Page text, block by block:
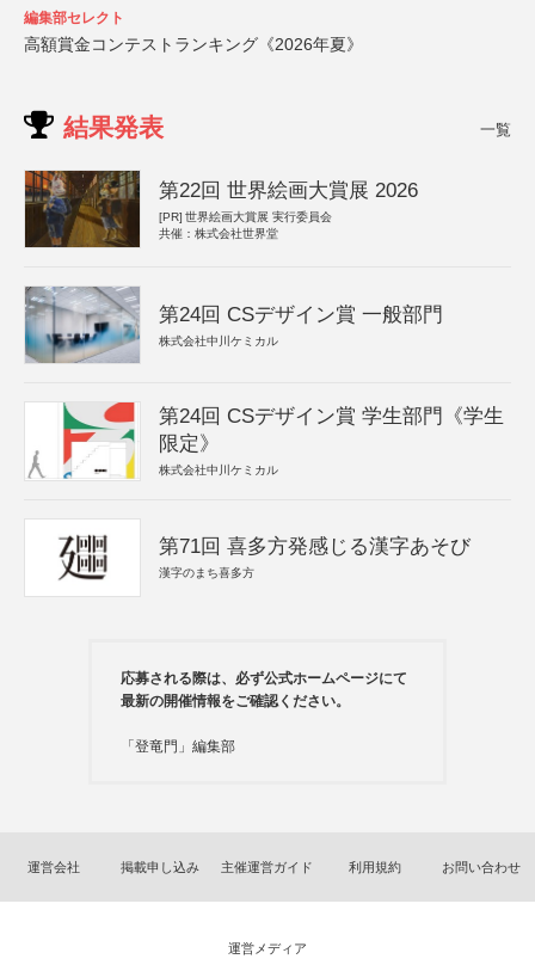
編集部セレクト
高額賞金コンテストランキング《2026年夏》
結果発表 一覧
第22回 世界絵画大賞展 2026
[PR] 世界絵画大賞展 実行委員会
共催：株式会社世界堂
第24回 CSデザイン賞 一般部門
株式会社中川ケミカル
第24回 CSデザイン賞 学生部門《学生
限定》
株式会社中川ケミカル
第71回 喜多方発感じる漢字あそび
漢字のまち喜多方
応募される際は、必ず公式ホームページにて
最新の開催情報をご確認ください。
「登竜門」編集部
運営会社 掲載申し込み 主催運営ガイド 利用規約 お問い合わせ
運営メディア